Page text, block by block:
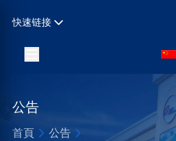
快速链接
公告
首頁
公告